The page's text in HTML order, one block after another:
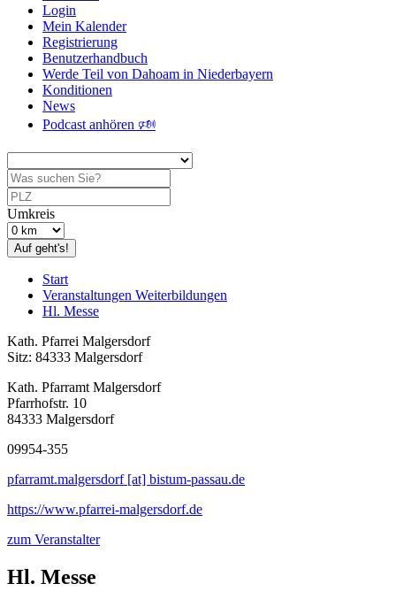
Login
Mein Kalender
Registrierung
Benutzerhandbuch
Werde Teil von Dahoam in Niederbayern
Konditionen
News
Podcast anhören 🕬
Umkreis
Auf geht's!
Start
Veranstaltungen Weiterbildungen
Hl. Messe
Kath. Pfarrei Malgersdorf
Sitz: 84333 Malgersdorf
Kath. Pfarramt Malgersdorf
Pfarrhofstr. 10
84333 Malgersdorf
09954-355
pfarramt.malgersdorf [at] bistum-passau.de
https://www.pfarrei-malgersdorf.de
zum Veranstalter
Hl. Messe